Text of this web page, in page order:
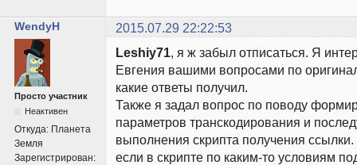
WendyH 2015.07.29 22:22:53
Просто участник
Неактивен
Откуда: Планета
Земля
Зарегистрирован:
Leshiy71, я ж забыл отписаться. Я
Евгения вашими вопросами по
какие ответы получил.
Также я задал вопрос по поводу
параметров транскодирования и
выполнения скрипта получения
если в скрипте по каким-то условиям